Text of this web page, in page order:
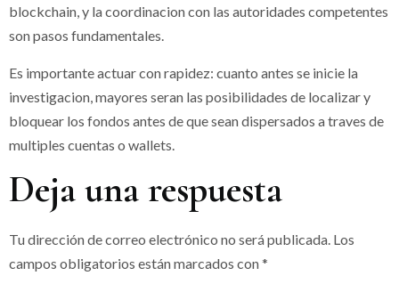
blockchain, y la coordinacion con las autoridades competentes
son pasos fundamentales.
Es importante actuar con rapidez: cuanto antes se inicie la
investigacion, mayores seran las posibilidades de localizar y
bloquear los fondos antes de que sean dispersados a traves de
multiples cuentas o wallets.
Deja una respuesta
Tu dirección de correo electrónico no será publicada. Los
campos obligatorios están marcados con*